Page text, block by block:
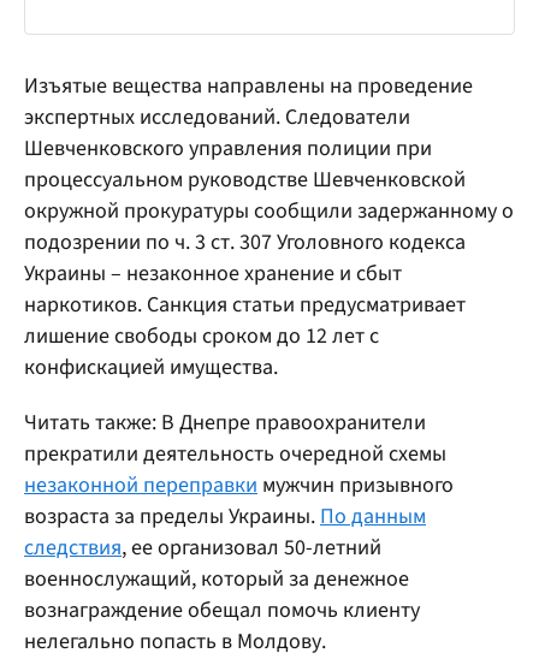
Изъятые вещества направлены на проведение
экспертных исследований. Следователи
Шевченковского управления полиции при
процессуальном руководстве Шевченковской
окружной прокуратуры сообщили задержанному о
подозрении по ч. 3 ст. 307 Уголовного кодекса
Украины – незаконное хранение и сбыт
наркотиков. Санкция статьи предусматривает
лишение свободы сроком до 12 лет с
конфискацией имущества.
Читать также: В Днепре правоохранители
прекратили деятельность очередной схемы
незаконной переправки мужчин призывного
возраста за пределы Украины.По данным
следствия, ее организовал 50-летний
военнослужащий, который за денежное
вознаграждение обещал помочь клиенту
нелегально попасть в Молдову.